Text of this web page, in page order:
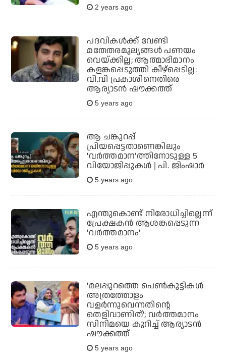
2 years ago
പദവികള്‍ക്ക് വേണ്ടി
മതേതരമൂല്യങ്ങള്‍ പണയം
വെയ്ക്കില്ല; ആത്മാഭിമാനം
കളങ്കപ്പെടുത്തി കീഴ്‌പ്പെടില്ല:
വി.വി പ്രകാശിനെതിരെ
ആര്യാടന്‍ ഷൗക്കത്ത്
5 years ago
ആ ചങ്കുറപ്പ്
പ്രിയപ്പെട്ടതാണെങ്കിലും
'വര്‍ത്തമാന'ത്തിനോടുള്ള 5
വിയോജിപ്പുകള്‍ | പി. ജിംഷാര്‍
5 years ago
എന്തുകൊണ്ട് നിരോധിച്ചില്ലെന്ന്
പ്രേക്ഷകന്‍ ആശങ്കപ്പെടുന്ന
'വര്‍ത്തമാനം'
5 years ago
'മലപ്പുറത്തെ പെണ്‍കുട്ടികള്‍
അത്രത്തോളം
വളര്‍ന്നുവെന്നതിന്റെ
തെളിവാണിത്'; വര്‍ത്തമാനം
സിനിമയെ കുറിച്ച് ആര്യാടന്‍
ഷൗക്കത്ത്
5 years ago